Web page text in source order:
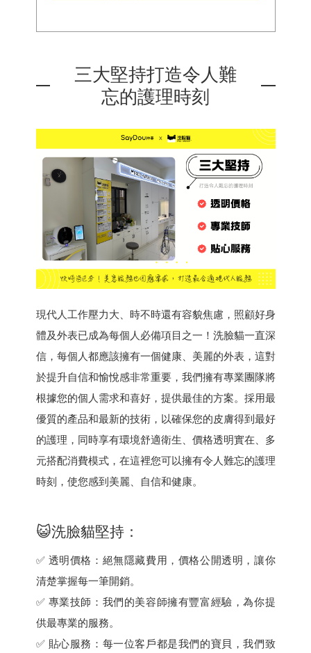
三大堅持打造令人難
忘的護理時刻
現代人工作壓力大、時不時還有容貌焦慮，照顧好身
體及外表已成為每個人必備項目之一！洗臉貓一直深
信，每個人都應該擁有一個健康、美麗的外表，這對
於提升自信和愉悅感非常重要，我們擁有專業團隊將
根據您的個人需求和喜好，提供最佳的方案。採用最
優質的產品和最新的技術，以確保您的皮膚得到最好
的護理，同時享有環境舒適衛生、價格透明實在、多
元搭配消費模式，在這裡您可以擁有令人難忘的護理
時刻，使您感到美麗、自信和健康。
😺洗臉貓堅持：
✅ 透明價格：絕無隱藏費用，價格公開透明，讓你
清楚掌握每一筆開銷。
✅ 專業技師：我們的美容師擁有豐富經驗，為你提
供最專業的服務。
✅ 貼心服務：每一位客戶都是我們的寶貝，我們致